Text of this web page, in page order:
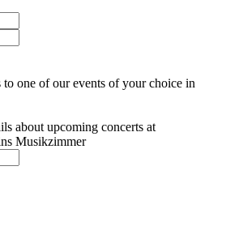
one of our events of your choice in
about upcoming concerts at
Musikzimmer